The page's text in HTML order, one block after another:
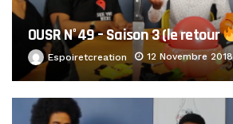
OUSR N°49 – Saison 3 (le retour
Espoiretcreation 12 Novembre 2018